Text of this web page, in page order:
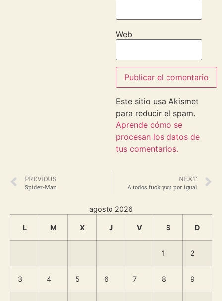
Web
Este sitio usa Akismet
para reducir el spam.
Aprende cómo se
procesan los datos de
tus comentarios.
PREVIOUS
Spider-Man
NEXT
A todos fuck you por igual
agosto 2026
L M X J V S D
1 2
3 4 5 6 7 8 9